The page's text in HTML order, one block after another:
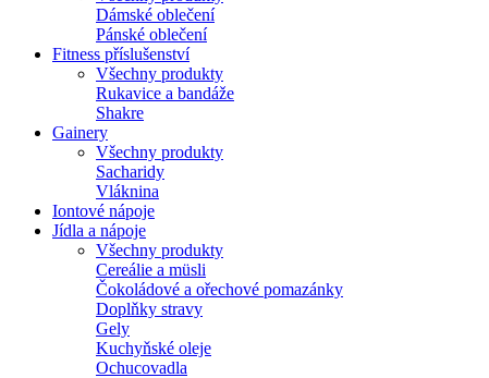
Dámské oblečení
Pánské oblečení
Fitness příslušenství
Všechny produkty
Rukavice a bandáže
Shakre
Gainery
Všechny produkty
Sacharidy
Vláknina
Iontové nápoje
Jídla a nápoje
Všechny produkty
Cereálie a müsli
Čokoládové a ořechové pomazánky
Doplňky stravy
Gely
Kuchyňské oleje
Ochucovadla